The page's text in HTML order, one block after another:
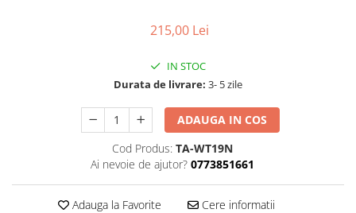
215,00 Lei
IN STOC
Durata de livrare: 3- 5 zile
ADAUGA IN COS
Cod Produs: TA-WT19N
Ai nevoie de ajutor? 0773851661
Adauga la Favorite Cere informatii